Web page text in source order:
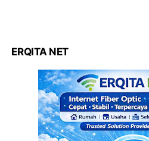
ERQITA NET